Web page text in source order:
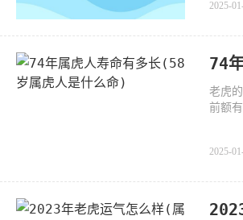
2025-
74
老虎
前额
2025-